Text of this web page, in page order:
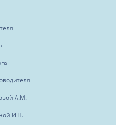
А.М.
И.Н.